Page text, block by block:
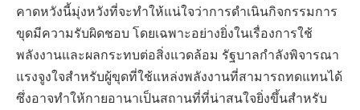
คาดหวังนี้มุ่งหวังที่จะทำให้แน่ใจว่าการดำเนินกิจกรรมการ
ขุดมีความรับผิดชอบ โดยเฉพาะอย่างยิ่งในเรื่องการใช้
พลังงานและผลกระทบต่อสิ่งแวดล้อม รัฐบาลกำลังพิจารณา
แรงจูงใจสำหรับผู้ขุดที่ใช้แหล่งพลังงานที่สามารถทดแทนได้
ซึ่งอาจทำให้กายอานาเป็นสถานที่ที่น่าสนใจยิ่งขึ้นสำหรับ